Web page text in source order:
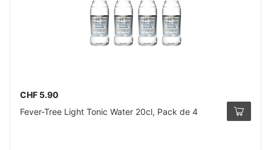
CHF 5.90
Fever-Tree Light Tonic Water 20cl, Pack de 4